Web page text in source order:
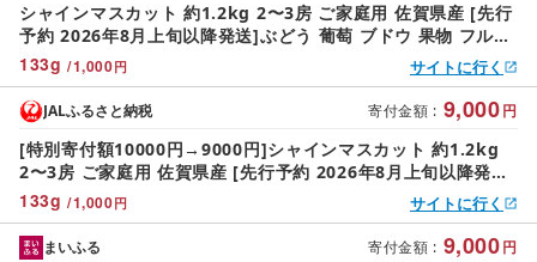
133g /1,000円
シャインマスカット 約1.2kg 2〜3房 ご家庭用 佐賀県産 [先行
予約 2026年8月上旬以降発送]ぶどう 葡萄 ブドウ 果物 フルー
ツ 果実 季節 旬 冷蔵 期間限定 国産 鹿島市 人気 ランキング フ
ルーツ
サイトに行く
寄付金額 : 9,000円
133g /1,000円
JALふるさと納税
[特別寄付額10000円→9000円]シャインマスカット 約1.2kg
2〜3房 ご家庭用 佐賀県産 [先行予約 2026年8月上旬以降発
送]| シャインマスカット 2026 シャイン マスカット ぶどう 葡
萄 ブドウ 果物 フルーツ 果実 季節 旬 冷蔵 期間限定 国産 佐賀
県 鹿島市 人気 ランキング フルーツ おすすめ
サイトに行く
寄付金額 : 9,000円
まいふる